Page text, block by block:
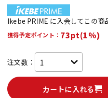
Ikebe PRIME に入会してこの
獲得予定ポイント： 73pt(1%)
注文数：
カートに入れる